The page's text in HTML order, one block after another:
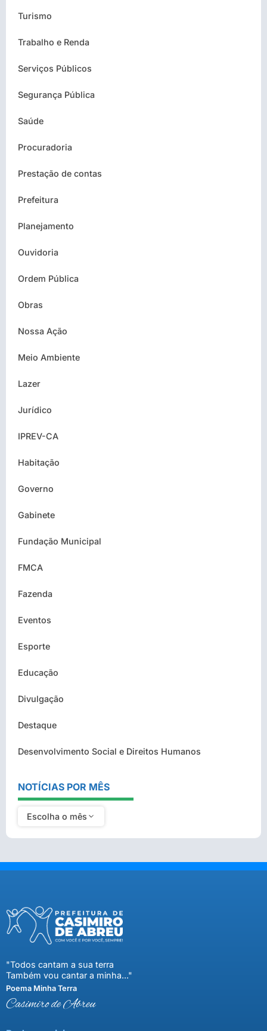
Turismo
Trabalho e Renda
Serviços Públicos
Segurança Pública
Saúde
Procuradoria
Prestação de contas
Prefeitura
Planejamento
Ouvidoria
Ordem Pública
Obras
Nossa Ação
Meio Ambiente
Lazer
Jurídico
IPREV-CA
Habitação
Governo
Gabinete
Fundação Municipal
FMCA
Fazenda
Eventos
Esporte
Educação
Divulgação
Destaque
Desenvolvimento Social e Direitos Humanos
NOTÍCIAS POR MÊS
Escolha o mês
"Todos cantam a sua terra
Também vou cantar a minha..."
Poema Minha Terra
Casimiro de Abreu